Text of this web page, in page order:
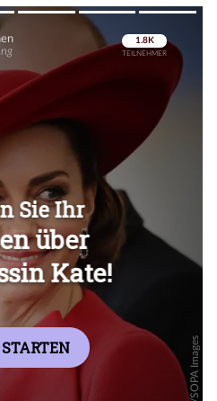
Überspringen
Überspringen